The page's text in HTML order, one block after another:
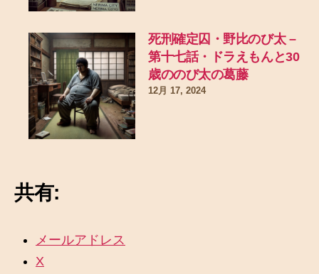
死刑確定囚・野比のび太 –
第十七話・ドラえもんと30
歳ののび太の葛藤
12月 17, 2024
共有:
メールアドレス
X